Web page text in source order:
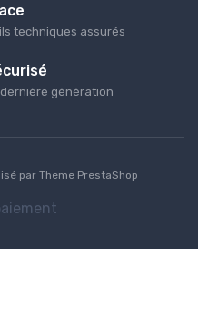
techniques assurés
génération
par Theme PrestaShop